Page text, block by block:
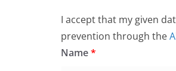
I accept that my given
prevention through the
Name*